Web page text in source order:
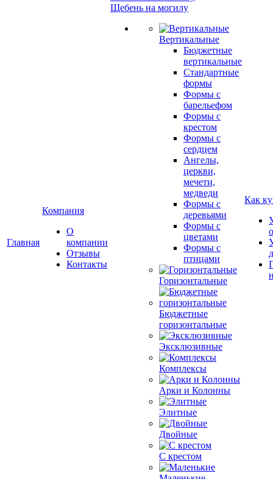
Главная
Компания
О
компании
Отзывы
Контакты
Щебень на могилу
Вертикальные
Бюджетные
вертикальные
Стандартные
формы
Формы с
барельефом
Формы с
крестом
Формы с
сердцем
Ангелы,
церкви,
мечети,
медведи
Формы с
деревьями
Формы с
цветами
Формы с
птицами
Горизонтальные
Бюджетные
горизонтальные
Эксклюзивные
Комплексы
Арки и Колонны
Элитные
Двойные
С крестом
Как